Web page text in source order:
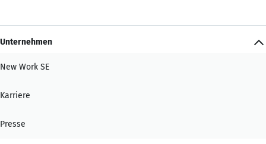
Unternehmen
New Work SE
Karriere
Presse